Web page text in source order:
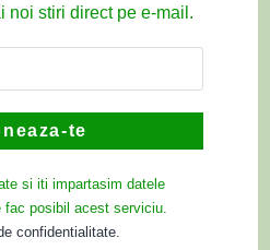
noi stiri direct pe e-mail.
si iti impartasim datele
fac posibil acest serviciu.
confidentialitate.